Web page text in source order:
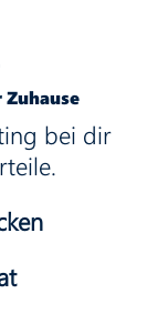
bei dir